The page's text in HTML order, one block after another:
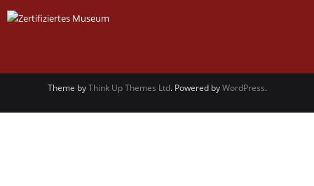
Theme byThink Up Themes Ltd. Powered byWordPress.